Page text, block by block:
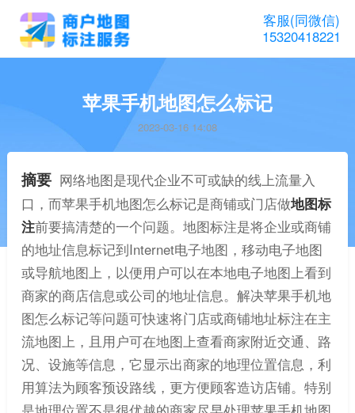
客服(同微信)
15320418221
苹果手机地图怎么标记
2023-03-16 14:08
摘要 网络地图是现代企业不可或缺的线上流量入
口，而苹果手机地图怎么标记是商铺或门店做地图标
注前要搞清楚的一个问题。地图标注是将企业或商铺
的地址信息标记到Internet电子地图，移动电子地图
或导航地图上，以便用户可以在本地电子地图上看到
商家的商店信息或公司的地址信息。解决苹果手机地
图怎么标记等问题可快速将门店或商铺地址标注在主
流地图上，且用户可在地图上查看商家附近交通、路
况、设施等信息，它显示出商家的地理位置信息，利
用算法为顾客预设路线，更方便顾客造访店铺。特别